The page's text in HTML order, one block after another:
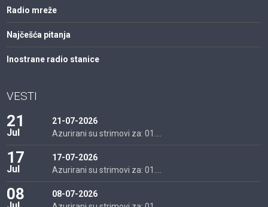
Radio mreže
Najčešća pitanja
Inostrane radio stanice
VESTI
21
Jul
21-07-2026
Azurirani su strimovi za: 01....
17
Jul
17-07-2026
Azurirani su strimovi za: 01....
08
08-07-2026